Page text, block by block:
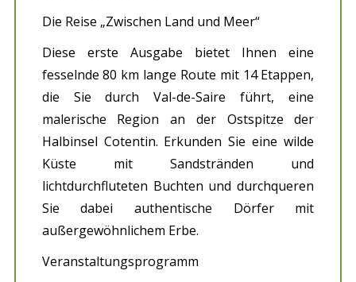
Die Reise „Zwischen Land und Meer“
Diese erste Ausgabe bietet Ihnen eine
fesselnde 80 km lange Route mit 14 Etappen,
die Sie durch Val-de-Saire führt, eine
malerische Region an der Ostspitze der
Halbinsel Cotentin. Erkunden Sie eine wilde
Küste mit Sandstränden und
lichtdurchfluteten Buchten und durchqueren
Sie dabei authentische Dörfer mit
außergewöhnlichem Erbe.
Veranstaltungsprogramm